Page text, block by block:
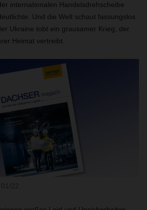
internationalen Handelsdrehscheibe
Und die Welt schaut fassungslos
Ukraine tobt ein grausamer Krieg, der
Heimat vertreibt.